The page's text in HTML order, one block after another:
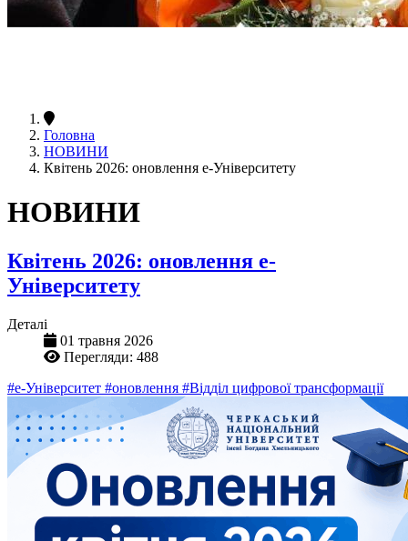
Головна
НОВИНИ
Квітень 2026: оновлення е-Університету
НОВИНИ
Квітень 2026: оновлення е-
Університету
Деталі
01 травня 2026
Перегляди: 488
#е-Університет #оновлення #Відділ цифрової трансформації